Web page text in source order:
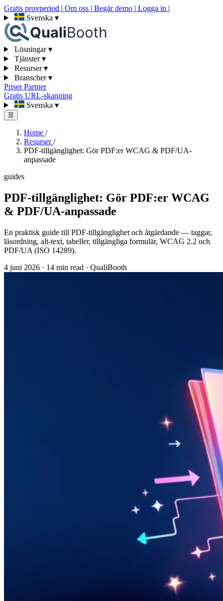
Gratis provperiod | Om oss | Begär demo | Logga in |
Svenska ▾
Lösningar▾
Tjänster▾
Resurser▾
Branscher▾
PriserPartner
Gratis URL-skanning
Svenska ▾
☰
Home /
Resurser/
PDF-tillgänglighet: Gör PDF:er WCAG & PDF/UA-
anpassade
guides
PDF-tillgänglighet: Gör PDF:er WCAG
& PDF/UA-anpassade
En praktisk guide till PDF-tillgänglighet och åtgärdande — taggar,
läsordning, alt-text, tabeller, tillgängliga formulär, WCAG 2.2 och
PDF/UA (ISO 14289).
4 juni 2026 · 14 min read · QualiBooth